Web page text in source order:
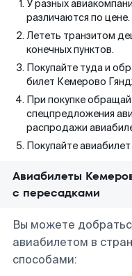
У разных
различаются по цене.
Лететь транзитом
конечных пунктов.
Покупайте туда и
билет Кемерово
При покупке
спецпредложения
распродажи
Покупайте
Авиабилеты
с пересадками
Вы можете
авиабилетом в
способами: